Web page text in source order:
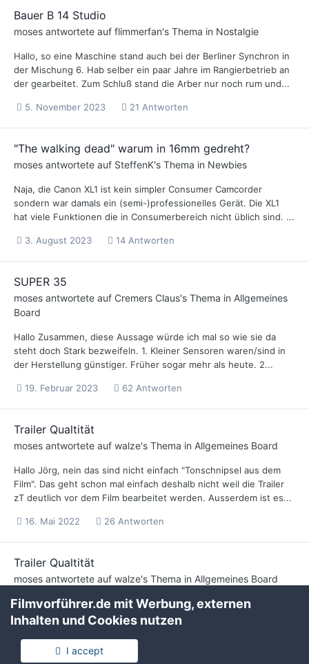
Bauer B 14 Studio
moses antwortete auf flimmerfan's Thema in Nostalgie
Hallo, so eine Maschine stand auch bei der Berliner Synchron in
der Mischung 6. Hab selber ein paar Jahre im Rangierbetrieb an
der gearbeitet. Zum Schluß stand die Arber nur noch rum und...
5. November 2023 21 Antworten
"The walking dead" warum in 16mm gedreht?
moses antwortete auf SteffenK's Thema in Newbies
Naja, die Canon XL1 ist kein simpler Consumer Camcorder
sondern war damals ein (semi-)professionelles Gerät. Die XL1
hat viele Funktionen die in Consumerbereich nicht üblich sind. ...
3. August 2023 14 Antworten
SUPER 35
moses antwortete auf Cremers Claus's Thema in Allgemeines
Board
Hallo Zusammen, diese Aussage würde ich mal so wie sie da
steht doch Stark bezweifeln. 1. Kleiner Sensoren waren/sind in
der Herstellung günstiger. Früher sogar mehr als heute. 2...
19. Februar 2023 62 Antworten
Trailer Qualtität
moses antwortete auf walze's Thema in Allgemeines Board
Hallo Jörg, nein das sind nicht einfach "Tonschnipsel aus dem
Film". Das geht schon mal einfach deshalb nicht weil die Trailer
zT deutlich vor dem Film bearbeitet werden. Ausserdem ist es...
16. Mai 2022 26 Antworten
Trailer Qualtität
moses antwortete auf walze's Thema in Allgemeines Board
Hallo, zumindest aus dem Bereich Synchron her kann ich sagen
das der Aufwand im Verhältnis zur Laufzeit bei Trailern höher ist
14. Mai 2022 26 Antworten
Filmvorführer.de mit Werbung, externen
Inhalten und Cookies nutzen
I accept